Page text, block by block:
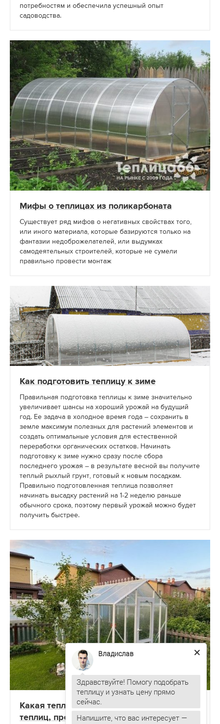
потребностям и обеспечила успешный опыт
садоводства.
Мифы о теплицах из поликарбоната
Cуществует ряд мифов о негативных свойствах того,
или иного материала, которые базируются только на
фантазии недоброжелателей, или выдумках
самодеятельных строителей, которые не сумели
правильно провести монтаж
Как подготовить теплицу к зиме
Правильная подготовка теплицы к зиме значительно
увеличивает шансы на хороший урожай на будущий
год. Ее задача в холодное время года – сохранить в
земле максимум полезных для растений элементов и
создать оптимальные условия для естественной
переработки органических остатков. Начинать
подготовку к зиме нужно сразу после сбора
последнего урожая – в результате весной вы получите
теплый рыхлый грунт, готовый к новым посадкам.
Правильно подготовленная теплица позволяет
начинать высадку растений на 1-2 неделю раньше
обычного срока, поэтому первый урожай можно будет
получить быстрее.
Какая теплица лучше - Основные формы
теплиц, преимущества и недостатки
Владислав
Здравствуйте! Помогу подобрать
теплицу и узнать цену прямо
сейчас.
Напишите, что вас интересует —
форму, размер, покрытие.